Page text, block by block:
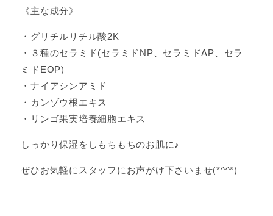
《主な成分》
・グリチルリチル酸2K
・３種のセラミド(セラミドNP、セラミドAP、セラ
ミドEOP)
・ナイアシンアミド
・カンゾウ根エキス
・リンゴ果実培養細胞エキス
しっかり保湿をしもちもちのお肌に♪
ぜひお気軽にスタッフにお声がけ下さいませ(*^^*)